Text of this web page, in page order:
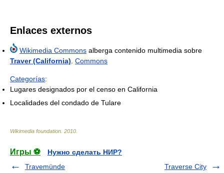
Enlaces externos
Wikimedia Commons alberga contenido multimedia sobre
Traver (California) Commons
Categorías:
Lugares designados por el censo en California
Localidades del condado de Tulare
Wikimedia foundation 2010
Игры ⚽
Нужно сделать НИР?
Travemünde
Traverse City